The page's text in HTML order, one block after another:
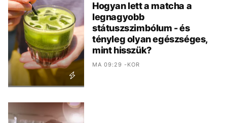
Hogyan lett a matcha a
legnagyobb
státuszszimbólum - és
tényleg olyan egészséges,
mint hisszük?
MA 09:29 -KOR